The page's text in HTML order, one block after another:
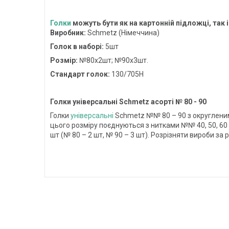
Голки можуть бути як на картонній підложці, так і
Виробник: Schmetz (Німеччина)
Голок в наборі: 5шт
Розмір: №80х2шт; №90х3шт.
Стандарт голок: 130/705H
Голки універсальні Schmetz асорті № 80 - 90
Голки універсальні Schmetz №№ 80 – 90 з округленим
цього розміру поєднуються з нитками №№ 40, 50, 60
шт (№ 80 – 2 шт, № 90 – 3 шт). Розрізняти вироби за